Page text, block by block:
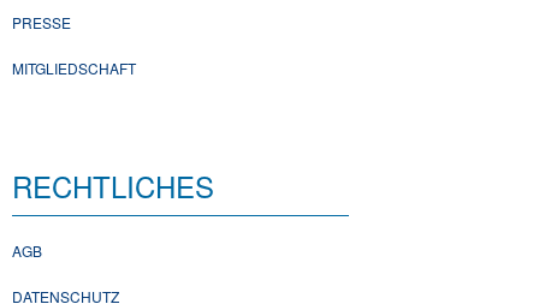
PRESSE
MITGLIEDSCHAFT
RECHTLICHES
AGB
DATENSCHUTZ